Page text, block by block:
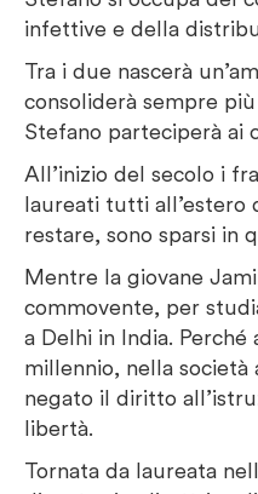
infettive e della
Tra i due nascerà
consoliderà sempre
Stefano parteciperà ai
All’inizio del secolo i
laureati tutti all’estero
restare, sono sparsi in
Mentre la giovane
commovente, per
a Delhi in India. Perché
millennio, nella società
negato il diritto
libertà.
Tornata da laureata